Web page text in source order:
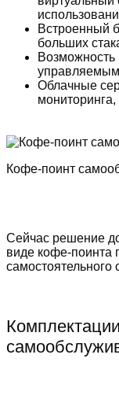
Встроенный
больших
Возможность
Облачные
Кофе-поинт
Сейчас решение
виде кофе-поинта
самостоятельного